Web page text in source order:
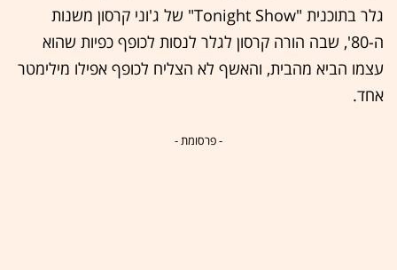
גלר בתוכנית "Tonight Show" של ג'וני קרסון משנות
ה-80', שבה הורה קרסון לגלר לנסות לכופף כפיות שהוא
עצמו הביא מהבית, והאשף לא הצליח לכופף אפילו מילימטר
אחד.
- פרסומת -